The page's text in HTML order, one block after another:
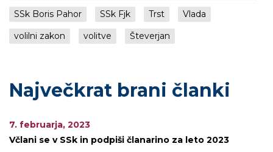
SSk Boris Pahor
SSk Fjk Trst
Vlada
volilni zakon
volitve Števerjan
Največkrat brani članki
7. februarja, 2023
Včlani se v SSk in podpiši članarino za leto 2023